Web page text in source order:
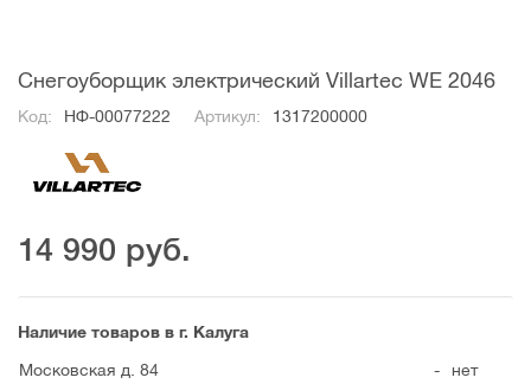
Снегоуборщик электрический Villartec WE 2046
Код: НФ-00077222 Артикул: 1317200000
14 990 руб.
Наличие товаров в г. Калуга
Московская д. 84
-
нет